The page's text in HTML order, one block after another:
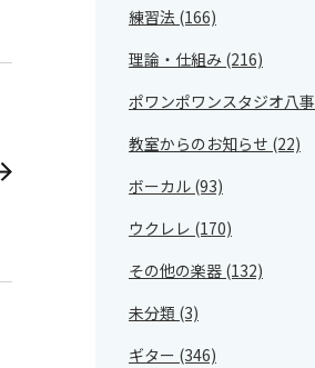
練習法 (166)
理論・仕組み (216)
ポワンポワンスタジオ八事
教室からのお知らせ (22)
ボーカル (93)
ウクレレ (170)
その他の楽器 (132)
未分類 (3)
ギター (346)